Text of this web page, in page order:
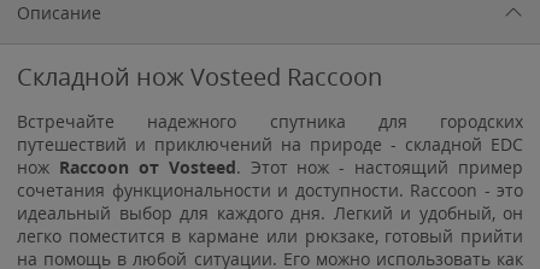
Описание
Складной нож Vosteed Raccoon
Встречайте надежного спутника для городских
путешествий и приключений на природе - складной EDC
нож Raccoon от Vosteed. Этот нож - настоящий пример
сочетания функциональности и доступности. Raccoon - это
идеальный выбор для каждого дня. Легкий и удобный, он
легко поместится в кармане или рюкзаке, готовый прийти
на помощь в любой ситуации. Его можно использовать как